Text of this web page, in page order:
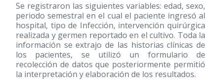
Se registraron las siguientes variables: edad, sexo,
periodo semestral en el cual el paciente ingresó al
hospital, tipo de Infección, intervención quirúrgica
realizada y germen reportado en el cultivo. Toda la
información se extrajo de las historias clínicas de
los pacientes, se utilizó un formulario de
recolección de datos que posteriormente permitió
la interpretación y elaboración de los resultados.